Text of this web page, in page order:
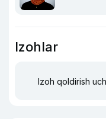
Izohlar
Izoh qoldirish